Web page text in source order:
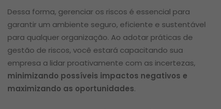
Dessa forma, gerenciar os riscos é essencial para
garantir um ambiente seguro, eficiente e sustentável
para qualquer organização. Ao adotar práticas de
gestão de riscos, você estará capacitando sua
empresa a lidar proativamente com as incertezas,
minimizando possíveis impactos negativos e
maximizando as oportunidades.